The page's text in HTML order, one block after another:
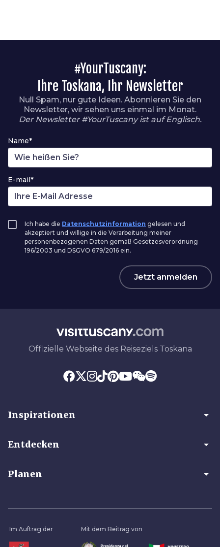
#YourTuscany:
Ihre Toskana, Ihr Newsletter
Null Spam, nur gute Ideen. Abonnieren Sie den
Newsletter, wir sehen uns einmal im Monat.
Der Newsletter #YourTuscany ist auf Englisch.
Name*
E-mail*
Ich habe die Datenschutzinformation gelesen und
akzeptiert und willige in die Verarbeitung meiner
personenbezogenen Daten gemäß Gesetzesverordnung
196/2003 und DSGVO 679/2016 ein.
Jetzt anmelden
Offizielle Webseite des Reiseziels Toskana
Inspirationen arrow_drop_down
Entdecken arrow_drop_down
Planen arrow_drop_down
Im Auftrag der Mit dem Beitrag von